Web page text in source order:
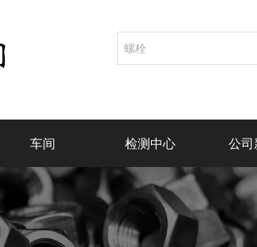
车间 检测中心 公司